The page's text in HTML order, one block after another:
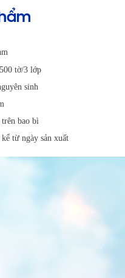
tờ/3 lớp
sinh
bao bì
từ ngày sản xuất